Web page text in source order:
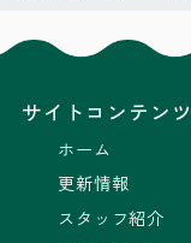
サイトコンテンツ
ホーム
更新情報
スタッフ紹介